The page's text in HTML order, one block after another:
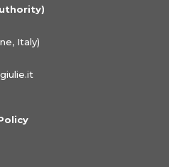
Italy)